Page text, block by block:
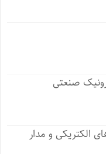
صنعتی
الکتریکی و مدار